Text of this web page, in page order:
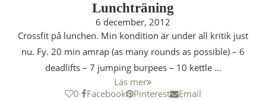
Lunchträning
6 december, 2012
Crossfit på lunchen. Min kondition är under all kritik just
nu. Fy. 20 min amrap (as many rounds as possible) – 6
deadlifts – 7 jumping burpees – 10 kettle …
Läs mer
0
Facebook Pinterest Email